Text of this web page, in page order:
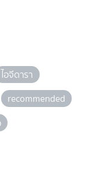
ไอจีดารา
recommended